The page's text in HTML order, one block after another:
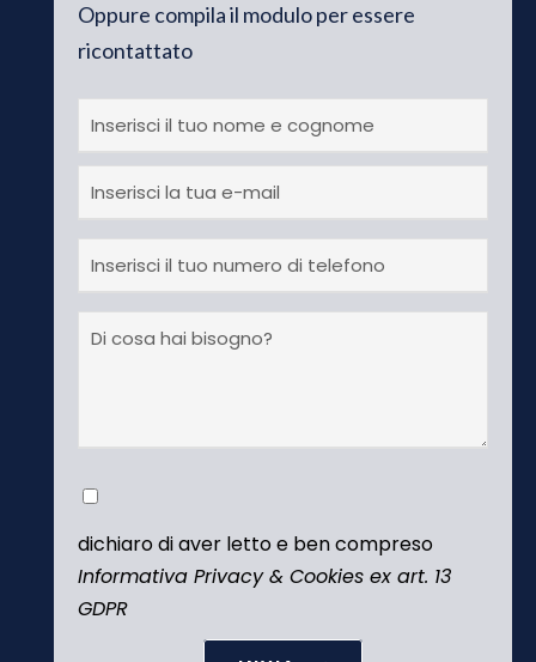
Oppure compila il modulo per essere
ricontattato
dichiaro di aver letto e ben compreso
Informativa Privacy & Cookies ex art. 13
GDPR